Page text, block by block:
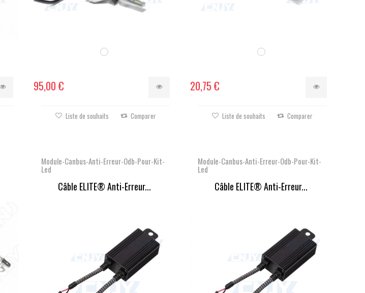
95,00 €
Liste de souhaits Comparer
20,75 €
Liste de souhaits Comparer
Module-Canbus-Anti-Erreur-Odb-Pour-Kit-
Led
Câble ELITE® Anti-Erreur...
Module-Canbus-Anti-Erreur-Odb-Pour-Kit-
Led
Câble ELITE® Anti-Erreur...